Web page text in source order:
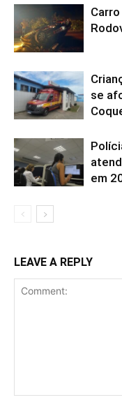
se
em
LEAVE A REPLY